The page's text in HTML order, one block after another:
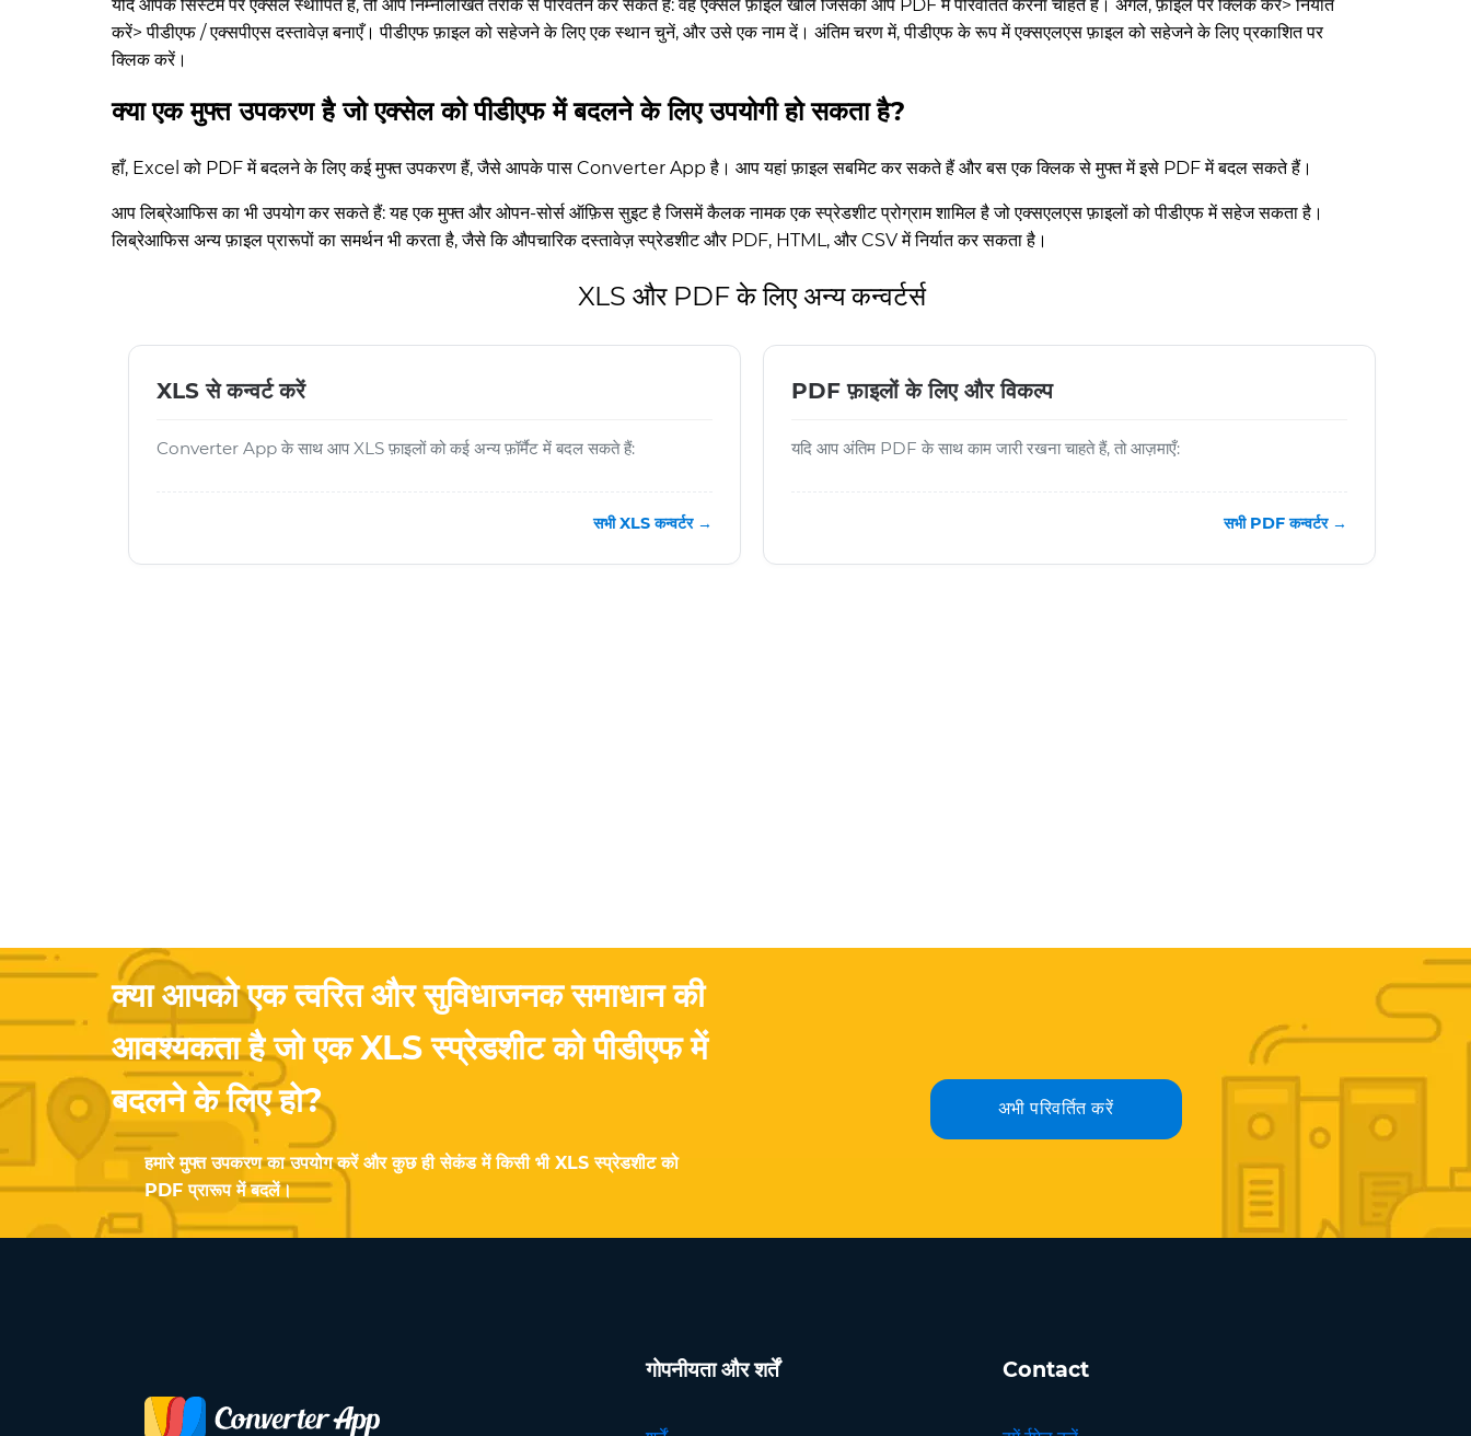
यदि आपके सिस्टम पर एक्सेल स्थापित है, तो आप निम्नलिखित तरीके से परिवर्तन कर सकते हैं: वह एक्सेल फ़ाइल खोलें जिसको आप PDF में परिवर्तित करना चाहते हैं। अगले, फ़ाइल पर क्लिक करें> निर्यात
करें> पीडीएफ / एक्सपीएस दस्तावेज़ बनाएँ। पीडीएफ फ़ाइल को सहेजने के लिए एक स्थान चुनें, और उसे एक नाम दें। अंतिम चरण में, पीडीएफ के रूप में एक्सएलएस फ़ाइल को सहेजने के लिए प्रकाशित पर
क्लिक करें।
क्या एक मुफ्त उपकरण है जो एक्सेल को पीडीएफ में बदलने के लिए उपयोगी हो सकता है?
हाँ, Excel को PDF में बदलने के लिए कई मुफ्त उपकरण हैं, जैसे आपके पास Converter App है। आप यहां फ़ाइल सबमिट कर सकते हैं और बस एक क्लिक से मुफ्त में इसे PDF में बदल सकते हैं।
आप लिब्रेआफिस का भी उपयोग कर सकते हैं: यह एक मुफ्त और ओपन-सोर्स ऑफ़िस सुइट है जिसमें कैलक नामक एक स्प्रेडशीट प्रोग्राम शामिल है जो एक्सएलएस फ़ाइलों को पीडीएफ में सहेज सकता है।
लिब्रेआफिस अन्य फ़ाइल प्रारूपों का समर्थन भी करता है, जैसे कि औपचारिक दस्तावेज़ स्प्रेडशीट और PDF, HTML, और CSV में निर्यात कर सकता है।
XLS और PDF के लिए अन्य कन्वर्टर्स
XLS से कन्वर्ट करें
Converter App के साथ आप XLS फ़ाइलों को कई अन्य फ़ॉर्मैट में बदल सकते हैं:
सभी XLS कन्वर्टर →
PDF फ़ाइलों के लिए और विकल्प
यदि आप अंतिम PDF के साथ काम जारी रखना चाहते हैं, तो आज़माएँ:
सभी PDF कन्वर्टर →
क्या आपको एक त्वरित और सुविधाजनक समाधान की
आवश्यकता है जो एक XLS स्प्रेडशीट को पीडीएफ में
बदलने के लिए हो?
हमारे मुफ्त उपकरण का उपयोग करें और कुछ ही सेकंड में किसी भी XLS स्प्रेडशीट को
PDF प्रारूप में बदलें।
अभी परिवर्तित करें
गोपनीयता और शर्तें Contact